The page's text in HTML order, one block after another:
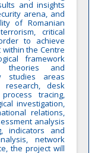
and insights
arena, and
of Romanian
critical
to achieve
the Centre
framework
theories and
studies areas
desk
tracing,
investigation,
relations,
analysis
indicators and
network
the project will